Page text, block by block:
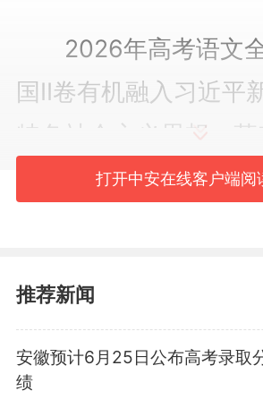
2026年高考语文全
国II卷有机融入习近平
特色社会主义思想，落
根本任务，充分挖掘语
凸显学科特色，聚焦素
新试题形式，以高质量
考对基础教育的正向引
打开中安在线客户端阅
推荐新闻
安徽预计6月25日公布高考录取
绩